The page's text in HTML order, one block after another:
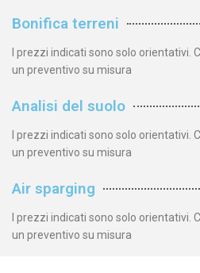
Bonifica terreni
I prezzi indicati sono solo orientativi.
un preventivo su misura
Analisi del suolo
I prezzi indicati sono solo orientativi.
un preventivo su misura
Air sparging
I prezzi indicati sono solo orientativi.
un preventivo su misura